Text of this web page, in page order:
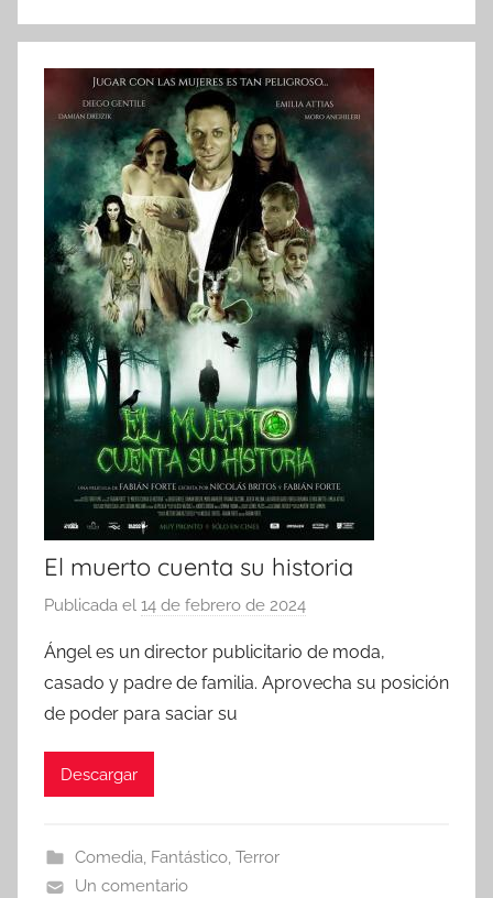
El muerto cuenta su historia
Publicada el 14 de febrero de 2024
r
Ángel es un director publicitario de moda,
casado y padre de familia. Aprovecha su posición
de poder para saciar su
Descargar
Comedia, Fantástico, Terror
Un comentario